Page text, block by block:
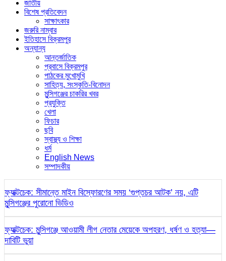
জাতীয়
বিশেষ প্রতিবেদন
সাক্ষাৎকার
জরুরি নাম্বার
ইতিহাসে বিক্রমপুর
অন্যান্য
আন্তর্জাতিক
প্রবাসে বিক্রমপুর
পাঠকের মুখোমুখি
সাহিত্য, সংস্কৃতি-বিনোদন
মুন্সিগঞ্জের চাকরির খবর
প্রযুক্তি
খেলা
ফিচার
ছবি
স্বাস্থ্য ও শিক্ষা
ধর্ম
English News
সম্পাদকীয়
ফ্যাক্টচেক: সীমান্তে মাইন বিস্ফোরণের সময় ‘গুপ্তচর আটক’ নয়, এটি
মুন্সিগঞ্জের পুরোনো ভিডিও
ফ্যাক্টচেক: মুন্সিগঞ্জে আওয়ামী লীগ নেতার মেয়েকে অপহরণ, ধর্ষণ ও হত্যা—
দাবিটি ভুয়া